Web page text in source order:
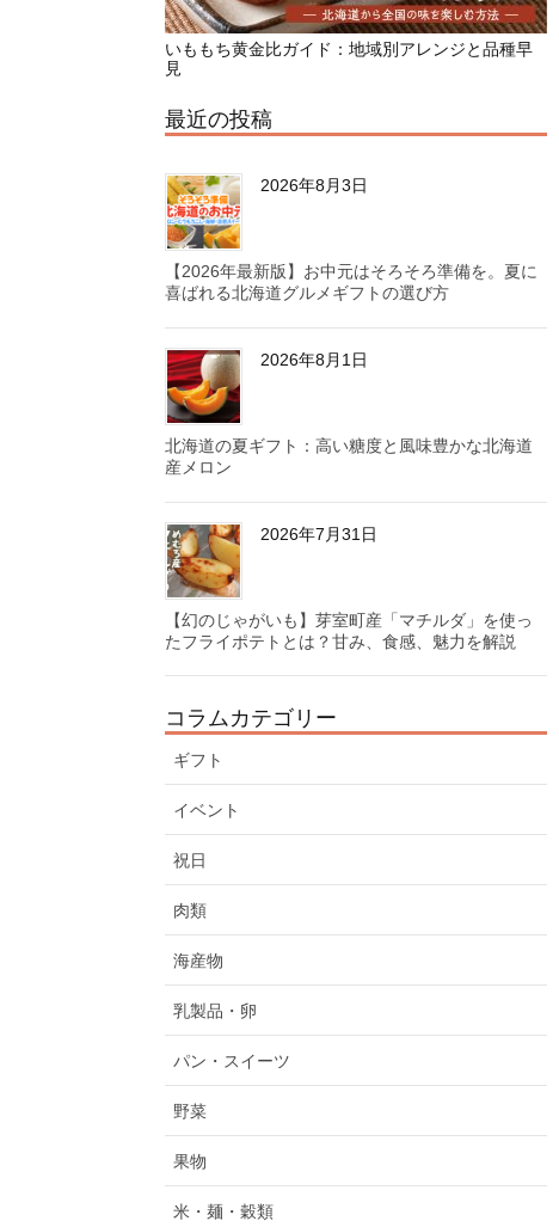
いももち黄金比ガイド：地域別アレンジと品種早
見
最近の投稿
2026年8月3日
【2026年最新版】お中元はそろそろ準備を。夏に
喜ばれる北海道グルメギフトの選び方
2026年8月1日
北海道の夏ギフト：高い糖度と風味豊かな北海道
産メロン
2026年7月31日
【幻のじゃがいも】芽室町産「マチルダ」を使っ
たフライポテトとは？甘み、食感、魅力を解説
コラムカテゴリー
ギフト
イベント
祝日
肉類
海産物
乳製品・卵
パン・スイーツ
野菜
果物
米・麺・穀類